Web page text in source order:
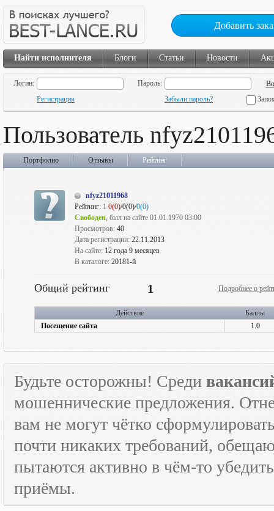
Добавить
Найти исполнителя Блоги Статьи Новости
Логин:
Пароль:
Регистрация
Забыли пароль?
Пользователь
Портфолио Отзывы Рейтинг
nfyz21011968
Рейтинг: 1 0(0)/0(0)/0(0)
Свободен, был на сайте 01.01.1970 03:00
Просмотров: 40
Дата регистрации: 22.11.2013
На сайте: 12 года 9 месяцев
В каталоге: 20181-й
Общий рейтинг 1 Подробнее о
Действие
Баллы
Посещение сайта
1.0
Будьте осторожны! Среди
мошеннические предложения.
вам не могут чётко
почти никаких требований,
пытаются активно в чём-то
приёмы.